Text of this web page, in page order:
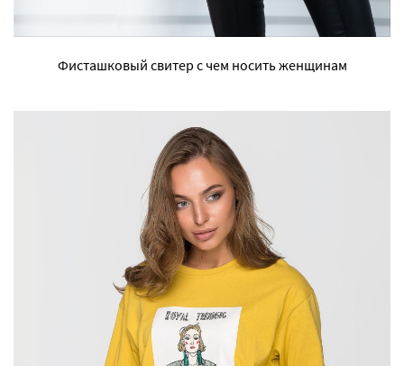
Фисташковый свитер с чем носить женщинам